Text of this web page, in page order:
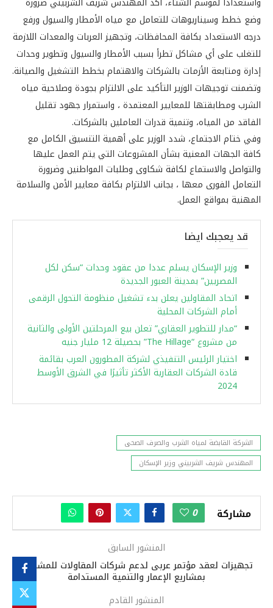
وضع خطط وسيناريوهات للتعامل مع مياه الأمطار والسيول ورفع
درجه الاستعداد بكافة المحافظات، وتجهيز العربات والمعدات اللازمة
للتغلب على أي مشاكل تطرأ بسبب الأمطار والسيول وتطوير وحدات
إدارة ومتابعة الأزمات بالشركات والاهتمام بخطط التشغيل والصيانة.
وتضمنت توجيهات الوزير التأكيد على الالتزام بجودة وصلاحية مياه
الشرب ومطابقتها للمعايير المعتمدة ، واستمرار جهود تقليل
الفاقد من المياه، وتنمية قدرات العاملين بالشركات.
وفي ختام الاجتماع، شدد الوزير على أهمية التنسيق الكامل مع
كافة الجهات المعنية بشأن المشروعات التي يتم العمل عليها
والتواصل والاستماع لكافة شكاوى وطلبات المواطنين وضرورة
التعامل الفورى معها ، بجانب الالتزام بكافة معايير الأمن والسلامة
المهنية بمواقع العمل.
قد يعجبك ايضا
وزير الإسكان يسلم عددا من عقود وحدات “سكن لكل
المصريين” بمدينة العبور الجديدة
اتحاد المقاولين يعلن بدء تشغيل منظومة التحول الرقمى
أمام الشركات المحلية
“مدار للتطوير العقاري” تعلن بيع المرحلتين الأولى والثانية
من مشروع “The Hillage” بحصيلة 12 مليار جنيه
اختيار الرئيس التنفيذي لشركة المطورون العرب بقائمة
قادة الشركات العقارية الأكثر تأثيرًا في الشرق الأوسط
2024
الشركة القابضة لمياه الشرب والصرف الصحى
المهندس شريف الشربيني وزير الإسكان
مشاركة 0
المنشور السابق
تجهيزات لعقد مؤتمر عربى لدعم شركات المقاولات للمشاركة
بمشاريع الإعمار والتنمية المستدامة
المنشور القادم